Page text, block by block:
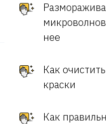
нее
Как
краски
Как